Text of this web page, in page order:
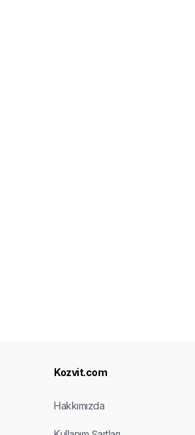
Kozvit.com
Hakkımızda